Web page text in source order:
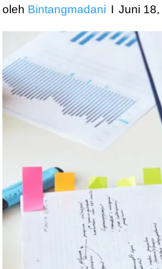
oleh Bintangmadani Juni